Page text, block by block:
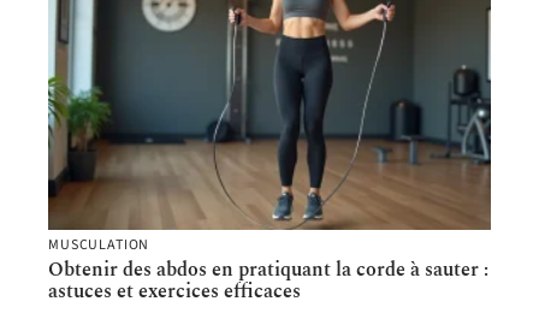
MUSCULATION
Obtenir des abdos en pratiquant la corde à sauter :
astuces et exercices efficaces